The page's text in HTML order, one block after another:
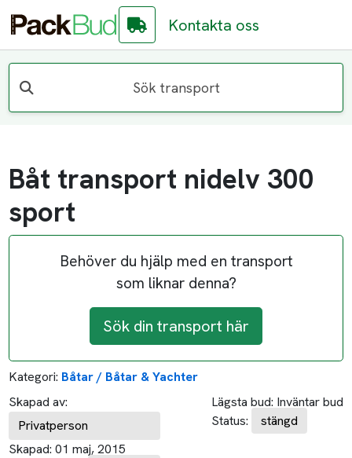
Kontakta oss
Sök transport
Båt transport nidelv 300
sport
Behöver du hjälp med en transport
som liknar denna?
Sök din transport här
Kategori: Båtar / Båtar & Yachter
Skapad av:
Privatperson
Skapad: 01 maj, 2015
Lägsta bud: Inväntar bud
Status:
stängd